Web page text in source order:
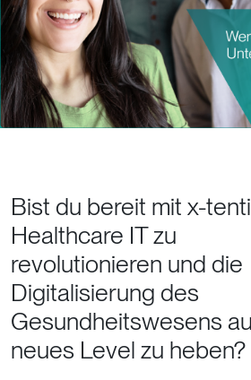
Bist du bereit mit x-
Healthcare IT zu
revolutionieren und die
Digitalisierung des
Gesundheitswesens
neues Level zu heben?